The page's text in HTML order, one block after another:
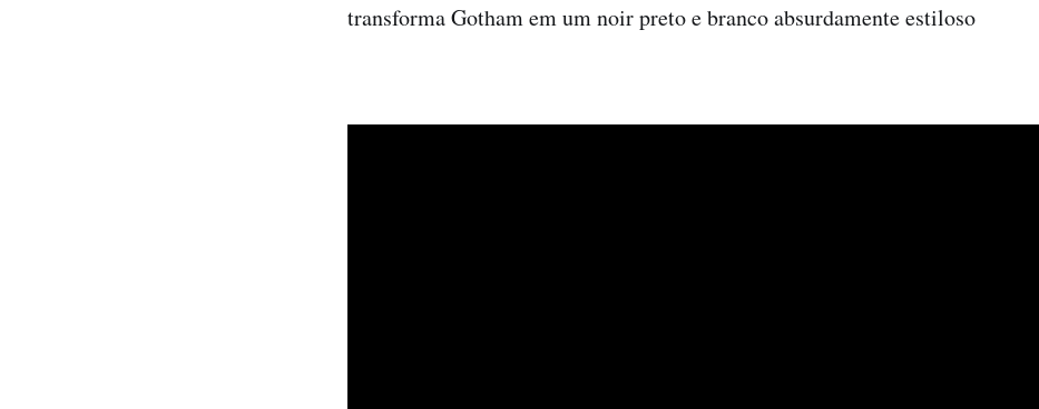
transforma Gotham em um noir preto e branco absurdamente estiloso